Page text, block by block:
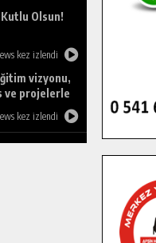
Olsun!
kez izlendi
vizyonu,
ve projelerle
kez izlendi